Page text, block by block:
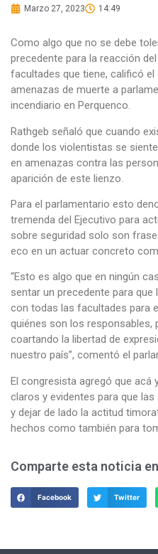
Marzo 27, 2023 14:49
Como algo que no se debe
precedente para la reacción
facultades que tiene, calificó
amenazas de muerte a
incendiario en Perquenco.
Rathgeb señaló que cuando
donde los violentistas se
en amenazas contra las
aparición de este lienzo.
Para el parlamentario esto
tremenda del Ejecutivo para
sobre seguridad solo son
eco en un actuar concreto
“Esto es algo que en ningún
sentar un precedente para
con todas las facultades para
quiénes son los
coartando la libertad de
nuestro país”, comentó el
El congresista agregó que acá
claros y evidentes para que
y dejar de lado la actitud
hechos como también para
Comparte esta noticia
Facebook Twitter